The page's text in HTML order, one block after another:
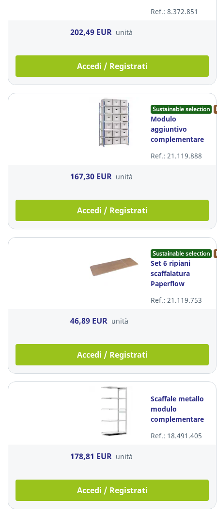
Rang'Eco+
Ref.: 8.372.851
202,49 EUR unità
Accedi / Registrati
Sustainable selection
Modulo
aggiuntivo
complementare
Paperflow
Ref.: 21.119.888
167,30 EUR unità
Accedi / Registrati
Sustainable selection
Set 6 ripiani
scaffalatura
Paperflow
cm x P 54 cm
Ref.: 21.119.753
46,89 EUR unità
Accedi / Registrati
Scaffale metallo
modulo
complementare
acciaio zincato
Ref.: 18.491.405
178,81 EUR unità
Accedi / Registrati